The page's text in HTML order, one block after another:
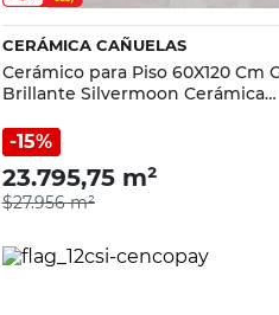
CERÁMICA CAÑUELAS
Cerámico para Piso 60X120 Cm
Brillante Silvermoon Cerámica
15%
23.795,75m²
$27.956m²